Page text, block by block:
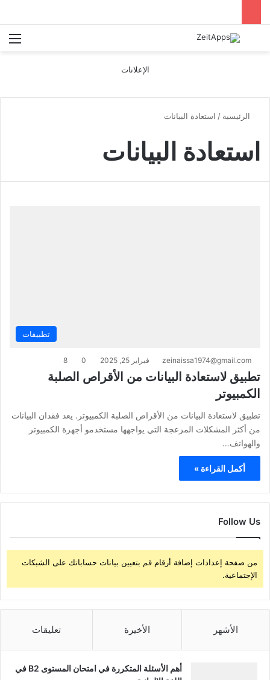
بحث عن
الإعلانات
الرئيسية / استعادة البيانات
استعادة البيانات
تطبيقات
zeinaissa1974@gmail.com فبراير 25, 2025 0
8
تطبيق لاستعادة البيانات من الأقراص الصلبة
الكمبيوتر
تطبيق لاستعادة البيانات من الأقراص الصلبة الكمبيوتر. يعد فقدان البيانات
من أكثر المشكلات المزعجة التي يواجهها مستخدمو أجهزة الكمبيوتر
والهواتف…
أكمل القراءة »
Follow Us
من صفحة إعدادات إضافة أرقام قم بتعيين بيانات حساباتك على الشبكات
الإجتماعية.
الأشهر الأخيرة تعليقات
أهم الأسئلة المتكررة في امتحان المستوى B2 في